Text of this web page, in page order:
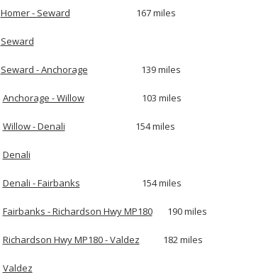
Homer - Seward 167 miles
Seward
Seward - Anchorage 139 miles
Anchorage - Willow103 miles
Willow - Denali 154 miles
Denali
Denali - Fairbanks 154 miles
Fairbanks - Richardson Hwy MP180190 miles
Richardson Hwy MP180 - Valdez 182 miles
Valdez